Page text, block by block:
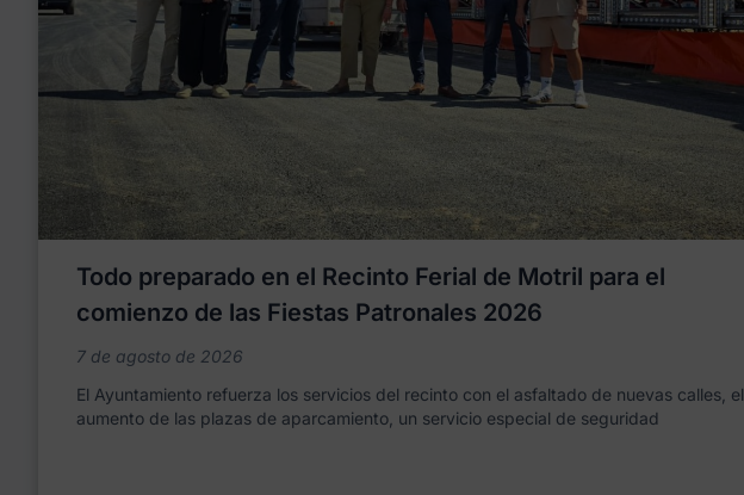
Todo preparado en el Recinto Ferial de Motril para el
comienzo de las Fiestas Patronales 2026
7 de agosto de 2026
El Ayuntamiento refuerza los servicios del recinto con el asfaltado de nuevas calles, el
aumento de las plazas de aparcamiento, un servicio especial de seguridad